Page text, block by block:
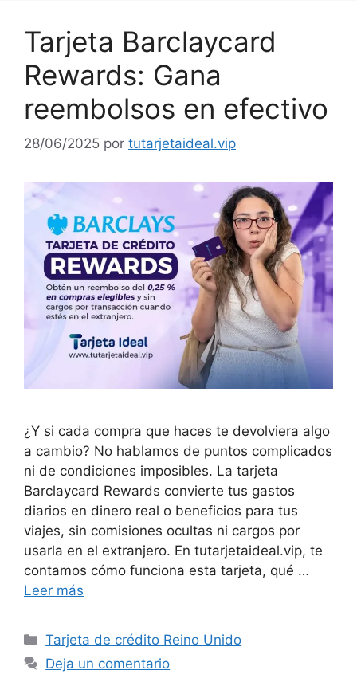
Tarjeta Barclaycard
Rewards: Gana
reembolsos en efectivo
28/06/2025 por tutarjetaideal.vip
¿Y si cada compra que haces te devolviera algo
a cambio? No hablamos de puntos complicados
ni de condiciones imposibles. La tarjeta
Barclaycard Rewards convierte tus gastos
diarios en dinero real o beneficios para tus
viajes, sin comisiones ocultas ni cargos por
usarla en el extranjero. En tutarjetaideal.vip, te
contamos cómo funciona esta tarjeta, qué …
Leer más
Categorías
Tarjeta de crédito Reino Unido
Deja un comentario